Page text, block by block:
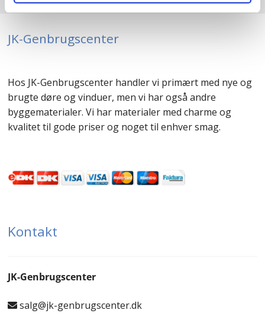
JK-Genbrugscenter
Hos JK-Genbrugscenter handler vi primært med nye og
brugte døre og vinduer, men vi har også andre
byggematerialer. Vi har materialer med charme og
kvalitet til gode priser og noget til enhver smag.
Kontakt
JK-Genbrugscenter
salg@jk-genbrugscenter.dk